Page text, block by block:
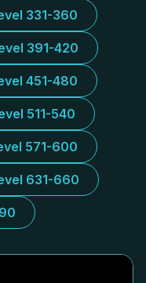
331-360
391-420
451-480
511-540
571-600
631-660